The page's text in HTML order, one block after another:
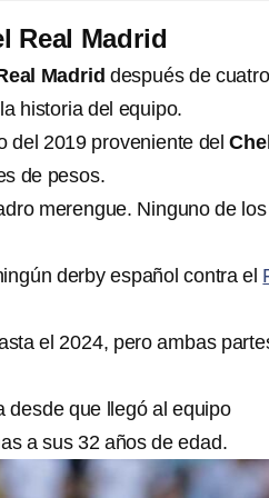
Real Madrid
Madrid después de cuatro
historia del equipo.
del 2019 proveniente del
de pesos.
merengue. Ninguno de los
derby español contra el
el 2024, pero ambas
desde que llegó al equipo
a sus 32 años de edad.